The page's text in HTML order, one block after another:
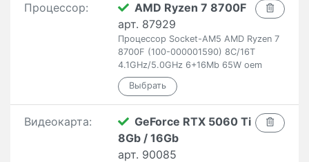
Процессор:
AMD Ryzen 7 8700F
арт. 87929
Процессор Socket-AM5 AMD Ryzen 7
8700F (100-000001590) 8C/16T
4.1GHz/5.0GHz 6+16Mb 65W oem
Видеокарта:
GeForce RTX 5060 Ti
8Gb / 16Gb
арт. 90085